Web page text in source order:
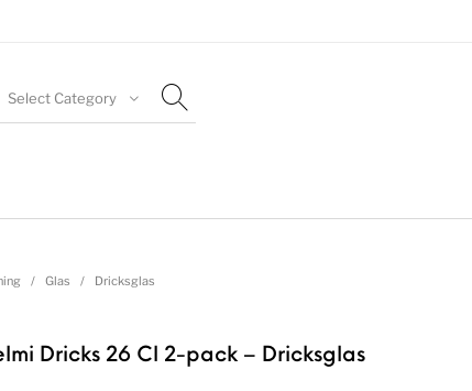
Select Category
/ Glas / Dricksglas
Dricks 26 Cl 2-pack – Dricksglas